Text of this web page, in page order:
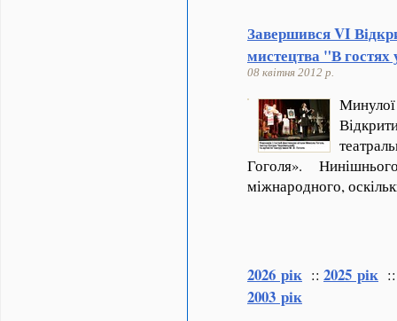
Завершився VI
мистецтва "В гостях
08 квітня 2012 р.
Гоголя».
міжнародного,
2026 рік :: 2025 рік
2003 рік